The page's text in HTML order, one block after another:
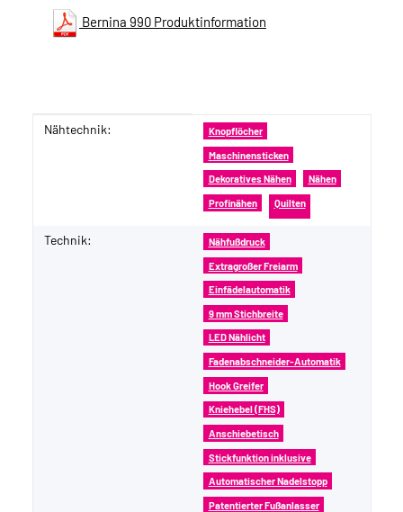
Bernina 990 Produktinformation
Produkteigenschaft
Wert
Nähtechnik: Knopflöcher
Maschinensticken
Dekoratives Nähen Nähen
Profinähen Quilten
Technik: Nähfußdruck
Extragroßer Freiarm
Einfädelautomatik
9 mm Stichbreite
LED Nählicht
Fadenabschneider-Automatik
Hook Greifer
Kniehebel (FHS)
Anschiebetisch
Stickfunktion inklusive
Automatischer Nadelstopp
Patentierter Fußanlasser